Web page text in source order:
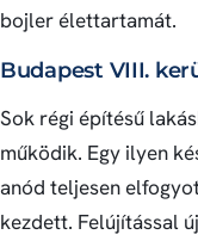
bojler élettartamát.
Budapest VIII.
Sok régi építésű
működik. Egy ilyen
anód teljesen
kezdett. Felújítással